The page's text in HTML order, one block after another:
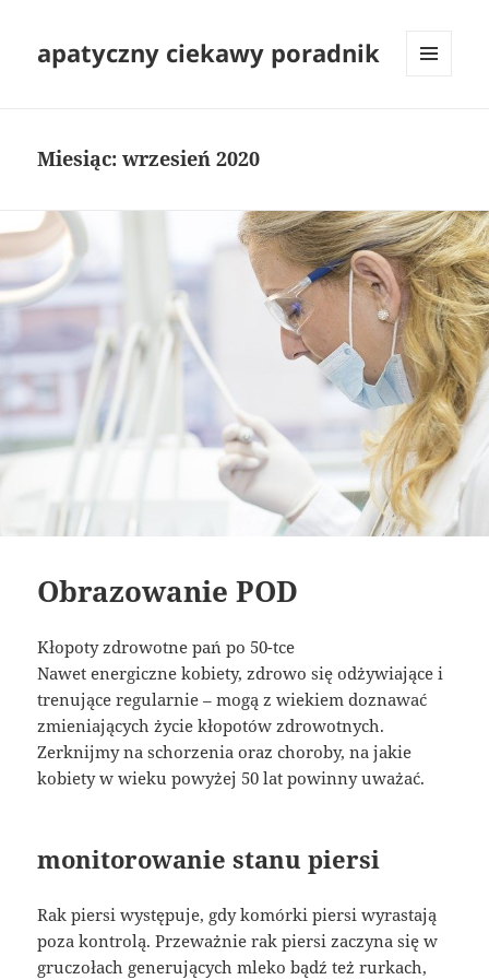
apatyczny ciekawy poradnik
Miesiąc:wrzesień 2020
Obrazowanie POD
Kłopoty zdrowotne pań po 50-tce
Nawet energiczne kobiety, zdrowo się odżywiające i
trenujące regularnie – mogą z wiekiem doznawać
zmieniających życie kłopotów zdrowotnych.
Zerknijmy na schorzenia oraz choroby, na jakie
kobiety w wieku powyżej 50 lat powinny uważać.
monitorowanie stanu piersi
Rak piersi występuje, gdy komórki piersi wyrastają
poza kontrolą. Przeważnie rak piersi zaczyna się w
gruczołach generujących mleko bądź też rurkach,